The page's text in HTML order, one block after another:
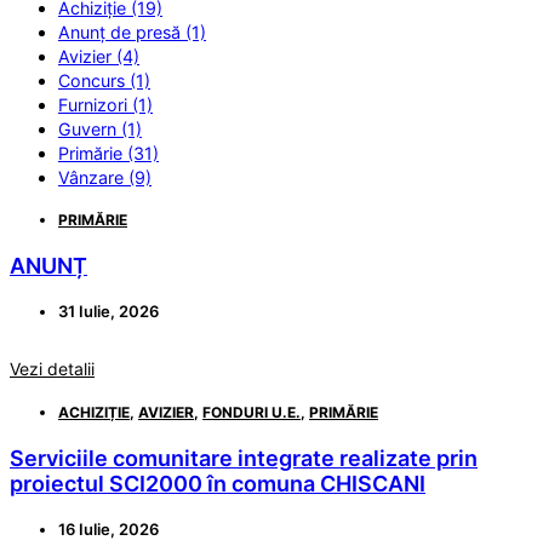
Achiziție (19)
Anunț de presă (1)
Avizier (4)
Concurs (1)
Furnizori (1)
Guvern (1)
Primărie (31)
Vânzare (9)
PRIMĂRIE
ANUNȚ
31 Iulie, 2026
Vezi detalii
ACHIZIȚIE, AVIZIER, FONDURI U.E., PRIMĂRIE
Serviciile comunitare integrate realizate prin
proiectul SCI2000 în comuna CHISCANI
16 Iulie, 2026